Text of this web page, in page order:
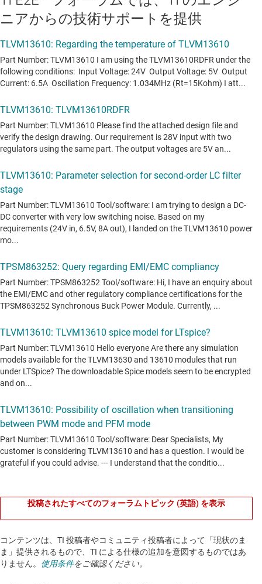
ニアからの技術サポートを提供
投稿されたすべてのフォーラムトピック (英語) を表示
コンテンツは、TI 投稿者やコミュニティ投稿者によって「現状のま
ま」提供されるもので、TI による仕様の追加を意図するものではあ
りません。 使用条件をご確認ください。